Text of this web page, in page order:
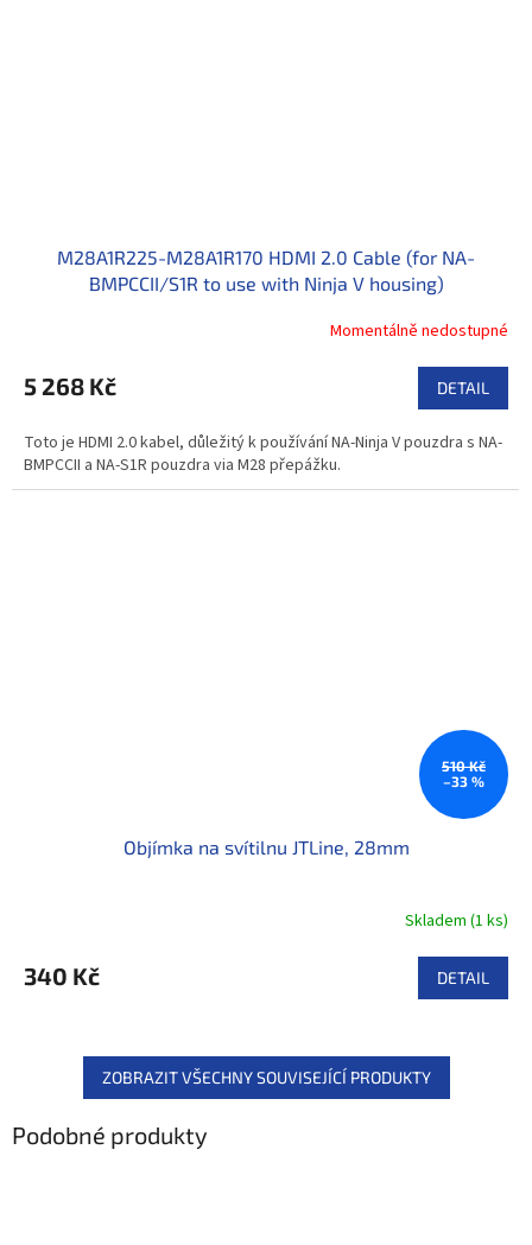
M28A1R225-M28A1R170 HDMI 2.0 Cable (for NA-
BMPCCII/S1R to use with Ninja V housing)
Momentálně nedostupné
5 268 Kč DETAIL
Toto je HDMI 2.0 kabel, důležitý k používání NA-Ninja V pouzdra s NA-
BMPCCII a NA-S1R pouzdra via M28 přepážku.
510 Kč
–33 %
Objímka na svítilnu JTLine, 28mm
Skladem (1 ks)
340 Kč DETAIL
ZOBRAZIT VŠECHNY SOUVISEJÍCÍ PRODUKTY
Podobné produkty